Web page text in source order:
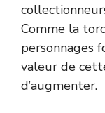
Comme la
personnages
valeur de
d’augmenter.